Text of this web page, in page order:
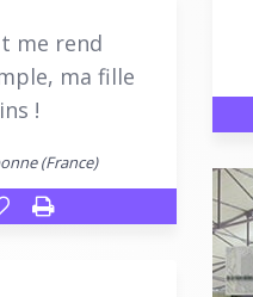
me rend
ma fille
!
(France)